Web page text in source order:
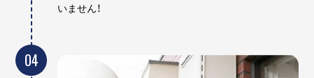
いません！
04